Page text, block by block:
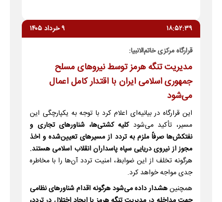
۱۸:۵۲:۳۹ ۹ خرداد ۱۴۰۵
قرارگاه مرکزی خاتم‌الانبیا:
مدیریت تنگه هرمز توسط نیروهای مسلح
جمهوری اسلامی ایران با اقتدار کامل اعمال
می‌شود
این قرارگاه در بیانیه‌ای اعلام کرد با توجه به یکپارچگی این
مسیر، تأکید می‌شودکلیه کشتی‌ها، شناورهای تجاری و
نفتکش‌ها صرفاً ملزم به تردد از مسیرهای تعیین‌شده و اخذ
مجوز از نیروی دریایی سپاه پاسداران انقلاب اسلامی هستند.
هرگونه تخلف از این ضوابط، امنیت تردد آن‌ها را با مخاطره
جدی مواجه خواهد کرد.
همچنینهشدار داده می‌شود هرگونه اقدام شناورهای نظامی